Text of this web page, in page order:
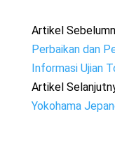
Artikel
Perbaikan dan
Informasi Ujian
Artikel
Yokohama